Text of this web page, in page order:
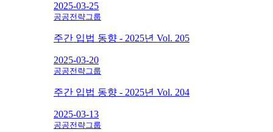
2025-03-25
공공전략그룹
주간 입법 동향 - 2025년 Vol. 205
2025-03-20
공공전략그룹
주간 입법 동향 - 2025년 Vol. 204
2025-03-13
공공전략그룹